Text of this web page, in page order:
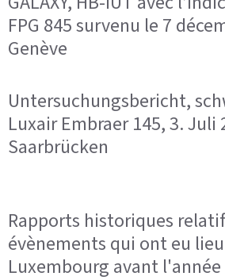
FPG 845 survenu le 7
Genève
Untersuchungsbericht,
Luxair Embraer 145, 3. Juli
Saarbrücken
Rapports historiques
évènements qui ont eu
Luxembourg avant l'année